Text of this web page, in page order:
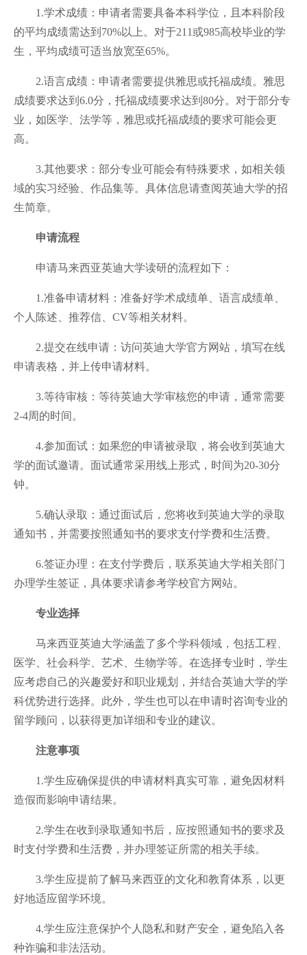
1.学术成绩：申请者需要具备本科学位，且本科阶段
的平均成绩需达到70%以上。对于211或985高校毕业的学
生，平均成绩可适当放宽至65%。
2.语言成绩：申请者需要提供雅思或托福成绩。雅思
成绩要求达到6.0分，托福成绩要求达到80分。对于部分专
业，如医学、法学等，雅思或托福成绩的要求可能会更
高。
3.其他要求：部分专业可能会有特殊要求，如相关领
域的实习经验、作品集等。具体信息请查阅英迪大学的招
生简章。
申请流程
申请马来西亚英迪大学读研的流程如下：
1.准备申请材料：准备好学术成绩单、语言成绩单、
个人陈述、推荐信、CV等相关材料。
2.提交在线申请：访问英迪大学官方网站，填写在线
申请表格，并上传申请材料。
3.等待审核：等待英迪大学审核您的申请，通常需要
2-4周的时间。
4.参加面试：如果您的申请被录取，将会收到英迪大
学的面试邀请。面试通常采用线上形式，时间为20-30分
钟。
5.确认录取：通过面试后，您将收到英迪大学的录取
通知书，并需要按照通知书的要求支付学费和生活费。
6.签证办理：在支付学费后，联系英迪大学相关部门
办理学生签证，具体要求请参考学校官方网站。
专业选择
马来西亚英迪大学涵盖了多个学科领域，包括工程、
医学、社会科学、艺术、生物学等。在选择专业时，学生
应考虑自己的兴趣爱好和职业规划，并结合英迪大学的学
科优势进行选择。此外，学生也可以在申请时咨询专业的
留学顾问，以获得更加详细和专业的建议。
注意事项
1.学生应确保提供的申请材料真实可靠，避免因材料
造假而影响申请结果。
2.学生在收到录取通知书后，应按照通知书的要求及
时支付学费和生活费，并办理签证所需的相关手续。
3.学生应提前了解马来西亚的文化和教育体系，以更
好地适应留学环境。
4.学生应注意保护个人隐私和财产安全，避免陷入各
种诈骗和非法活动。